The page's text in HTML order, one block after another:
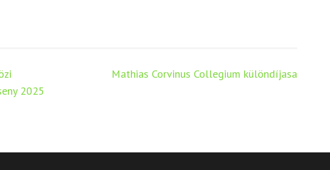
2025
Mathias Corvinus Collegium különdíjasa